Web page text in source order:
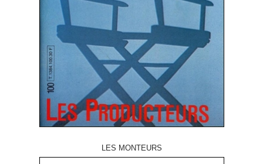
LES MONTEURS